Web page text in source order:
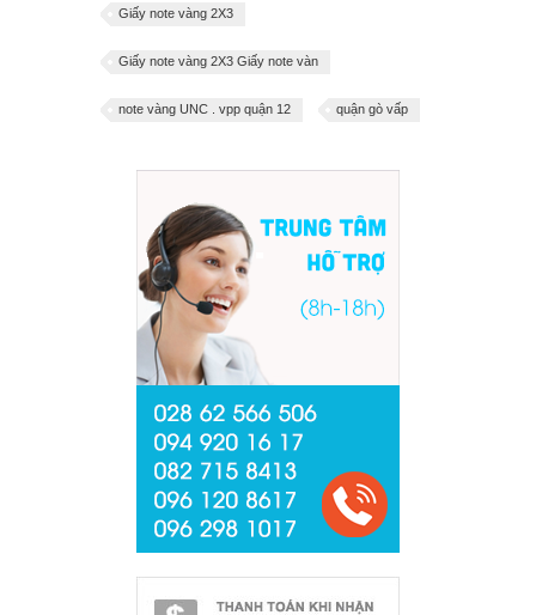
Giấy note vàng 2X3
Giấy note vàng 2X3 Giấy note vàn
note vàng UNC . vpp quận 12 quận gò vấp